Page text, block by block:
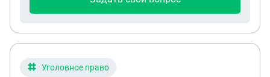
Уголовное право